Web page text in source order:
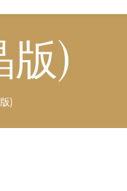
版)
)